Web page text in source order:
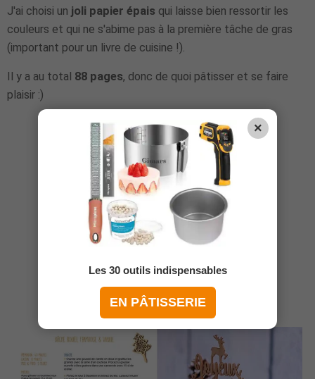
J'ai choisi un joli papier épais qui laisse bien ressortir les
couleurs et qui ne s'abime pas à la première tâche de gras
(important pour un livre de cuisine !).
Il y a au total 88 pages, donc de quoi pâtisser et se faire
plaisir :)
×
Les 30 outils indispensables
EN PÂTISSERIE